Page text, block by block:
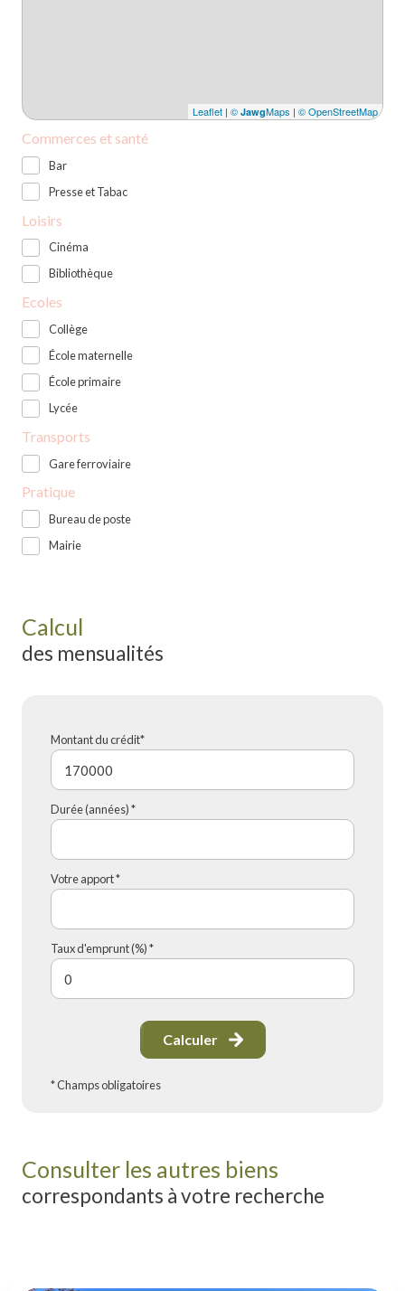
Leaflet | © JawgMaps | © OpenStreetMap
Commerces et santé
Bar
Presse et Tabac
Loisirs
Cinéma
Bibliothèque
Ecoles
Collège
École maternelle
École primaire
Lycée
Transports
Gare ferroviaire
Pratique
Bureau de poste
Mairie
Calcul
des mensualités
Montant du crédit*
Durée (années) *
Votre apport *
Taux d'emprunt (%) *
Calculer
* Champs obligatoires
Consulter les autres biens
correspondants à votre recherche